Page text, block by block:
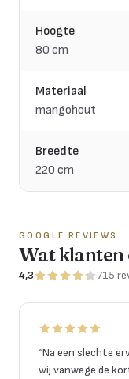
Hoogte
80 cm
Materiaal
mangohout
Breedte
220 cm
GOOGLE REVIEWS
Wat klanten
4,3 715
“Na een slechte
wij vanwege de